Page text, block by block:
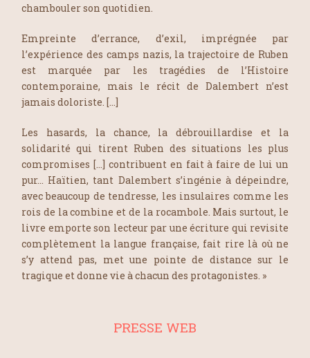
chambouler son quotidien.
Empreinte d’errance, d’exil, imprégnée par
l’expérience des camps nazis, la trajectoire de Ruben
est marquée par les tragédies de l’Histoire
contemporaine, mais le récit de Dalembert n’est
jamais doloriste. […]
Les hasards, la chance, la débrouillardise et la
solidarité qui tirent Ruben des situations les plus
compromises […] contribuent en fait à faire de lui un
pur… Haïtien, tant Dalembert s’ingénie à dépeindre,
avec beaucoup de tendresse, les insulaires comme les
rois de la combine et de la rocambole. Mais surtout, le
livre emporte son lecteur par une écriture qui revisite
complètement la langue française, fait rire là où ne
s’y attend pas, met une pointe de distance sur le
tragique et donne vie à chacun des protagonistes. »
PRESSE WEB